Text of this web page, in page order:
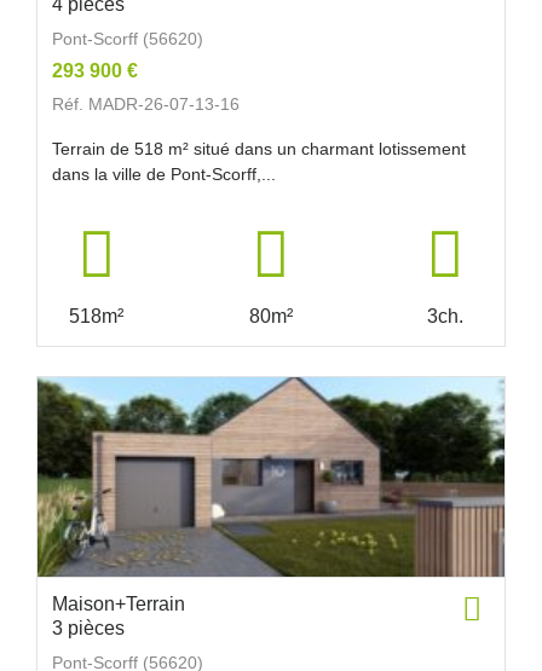
Pont-Scorff (56620)
293 900 €
Réf. MADR-26-07-13-16
Terrain de 518 m² situé dans un charmant lotissement
dans la ville de Pont-Scorff,...
518m² 80m² 3ch.
Maison+Terrain
3 pièces
Pont-Scorff (56620)